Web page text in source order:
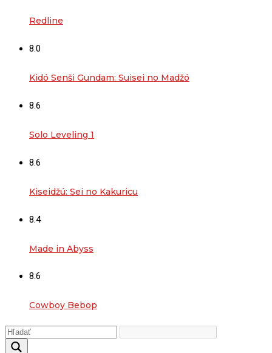
Redline
8.0
Kidó Senši Gundam: Suisei no Madžó
8.6
Solo Leveling 1
8.6
Kiseidžú: Sei no Kakuricu
8.4
Made in Abyss
8.6
Cowboy Bebop